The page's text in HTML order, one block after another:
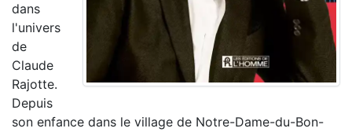
dans
l'univers
de
Claude
Rajotte.
Depuis
son enfance dans le village de Notre-Dame-du-Bon-